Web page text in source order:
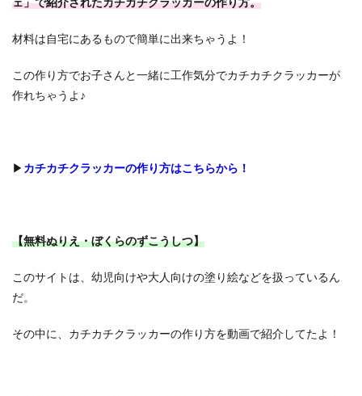
材料は自宅にあるもので簡単に出来ちゃうよ！
この作り方でお子さんと一緒に工作気分でカチカチクラッカーが
作れちゃうよ♪
▶ カチカチクラッカーの作り方はこちらから！
【無料ぬりえ・ぼくらのずこうしつ】
このサイトは、幼児向けや大人向けの塗り絵などを扱っているん
だ。
その中に、カチカチクラッカーの作り方を動画で紹介してたよ！